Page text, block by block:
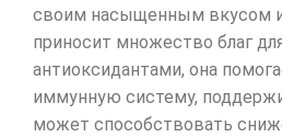
своим насыщенным вкусом
приносит множество благ
антиоксидантами, она
иммунную систему,
может способствовать